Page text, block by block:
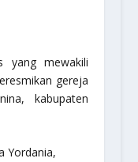
yang mewakili
gereja
kabupaten
Yordania,